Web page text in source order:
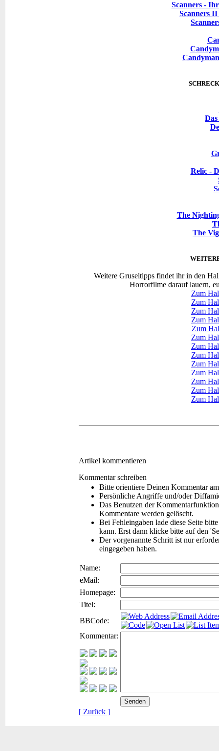
Scanners -
Scanners
Relic -
The
The
Weitere Gruseltipps findet ihr in den
Horrorfilme darauf lauern,
Zum
Zum
Zum
Zum
Zum
Zum
Zum
Zum
Zum
Zum
Zum
Zum
Zum
Artikel kommentieren
Kommentar schreiben
Bitte orientiere Deinen Kommentar
Persönliche Angriffe und/oder
Das Benutzen der
Kommentare werden gelöscht.
Bei Fehleingaben lade diese Seite
kann. Erst dann klicke bitte auf den
Der vorgenannte Schritt ist nur
eingegeben haben.
Name:
eMail:
Homepage:
Titel:
BBCode:
Kommentar:
[ Zurück ]